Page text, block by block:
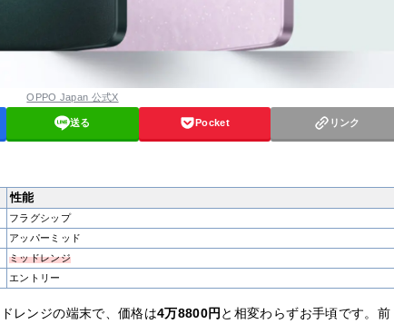
OPPO Japan 公式X
送る Pocket リンク
性能
フラグシップ
アッパーミッド
ミッドレンジ
エントリー
ドレンジの端末で、価格は4万8800円 と相変わらずお手頃です。前